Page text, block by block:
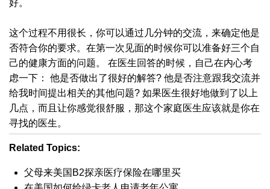
好。
这个过程不用很长，你可以通过几分钟的交流，来确定他是
否符合你的要求。在第一次见面的时候你可以准备好三个自
己的健康方面的问题。 在医生回答的时候，自己在内心考
虑一下： 他是否做出了很好的解答? 他是否注意跟我交流并
给我时间提出相关的其他问题? 如果医生很好地做到了以上
几点，而且让你感觉很舒服，那这个家庭医生应该就是你在
寻找的医生。
Related Topics:
父母来美国B2探亲医疗保险在哪里买